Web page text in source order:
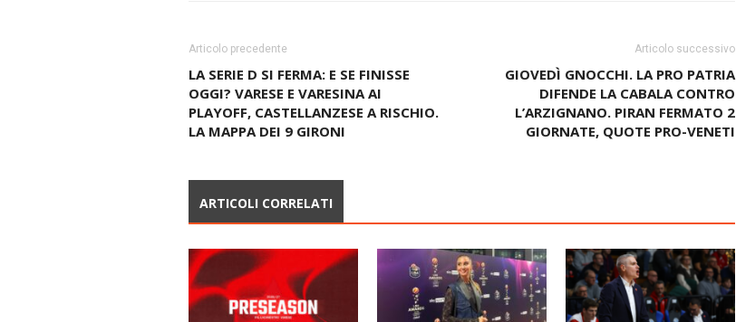
Articolo precedente
LA SERIE D SI FERMA: E SE FINISSE
OGGI? VARESE E VARESINA AI
PLAYOFF, CASTELLANZESE A RISCHIO.
LA MAPPA DEI 9 GIRONI
Articolo successivo
GIOVEDÌ GNOCCHI. LA PRO PATRIA
DIFENDE LA CABALA CONTRO
L’ARZIGNANO. PIRAN FERMATO 2
GIORNATE, QUOTE PRO-VENETI
ARTICOLI CORRELATI